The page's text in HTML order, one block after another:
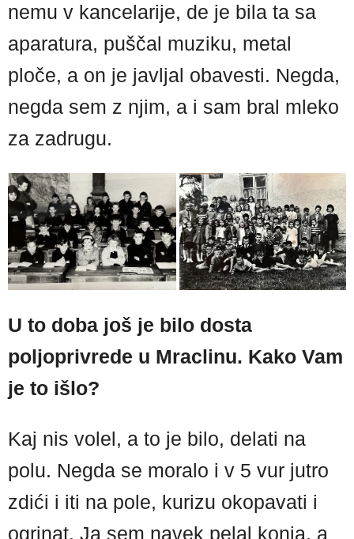
nemu v kancelarije, de je bila ta sa
aparatura, puščal muziku, metal
ploče, a on je javljal obavesti. Negda,
negda sem z njim, a i sam bral mleko
za zadrugu.
U to doba još je bilo dosta
poljoprivrede u Mraclinu. Kako Vam
je to išlo?
Kaj nis volel, a to je bilo, delati na
polu. Negda se moralo i v 5 vur jutro
zdići i iti na pole, kurizu okopavati i
ogrinat. Ja sem navek pelal konja, a